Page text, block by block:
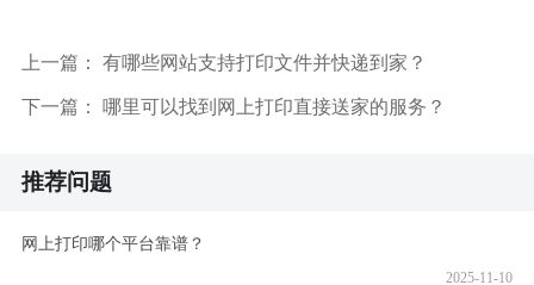
上一篇： 有哪些网站支持打印文件并快递到家？
下一篇： 哪里可以找到网上打印直接送家的服务？
推荐问题
网上打印哪个平台靠谱？
2025-11-10